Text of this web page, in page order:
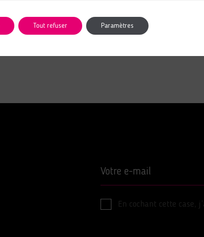
Votre e-mail
En cochant cette case,
Tout refuser Paramètres